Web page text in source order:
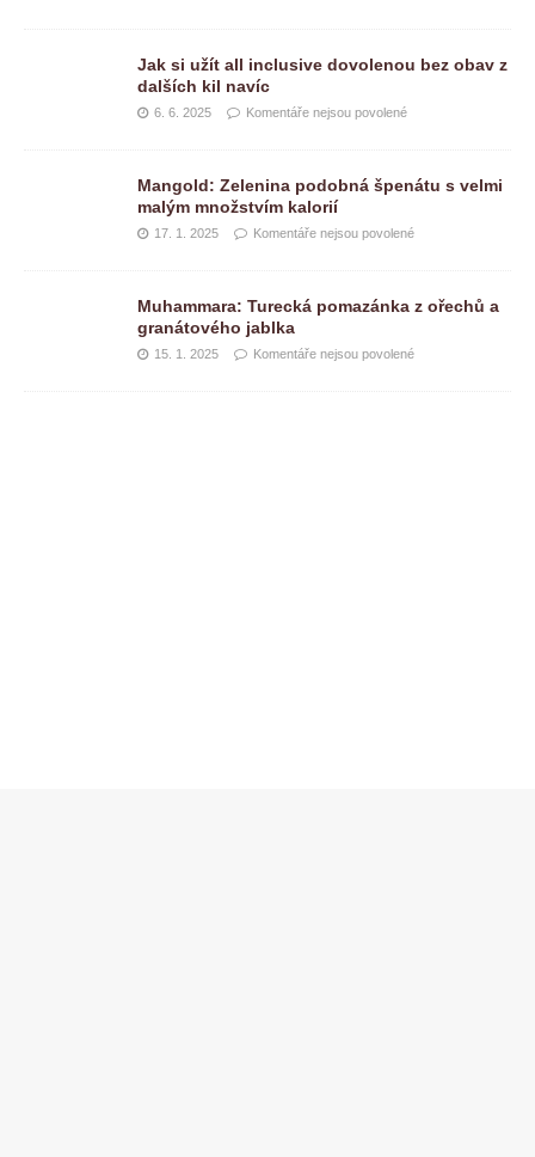
Jak si užít all inclusive dovolenou bez obav z
dalších kil navíc
6. 6. 2025 Komentáře nejsou povolené
Mangold: Zelenina podobná špenátu s velmi
malým množstvím kalorií
17. 1. 2025 Komentáře nejsou povolené
Muhammara: Turecká pomazánka z ořechů a
granátového jablka
15. 1. 2025 Komentáře nejsou povolené